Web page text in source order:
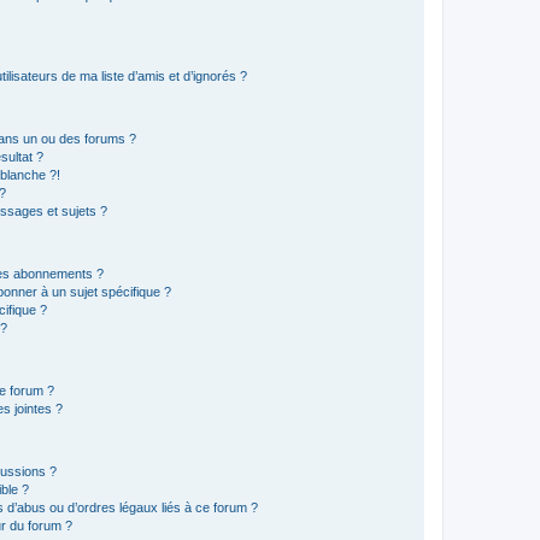
de ma liste d’amis et d’ignorés ?
un ou des forums ?
?
?!
et sujets ?
abonnements ?
à un sujet spécifique ?
?
forum ?
jointes ?
?
?
ou d’ordres légaux liés à ce forum ?
du forum ?